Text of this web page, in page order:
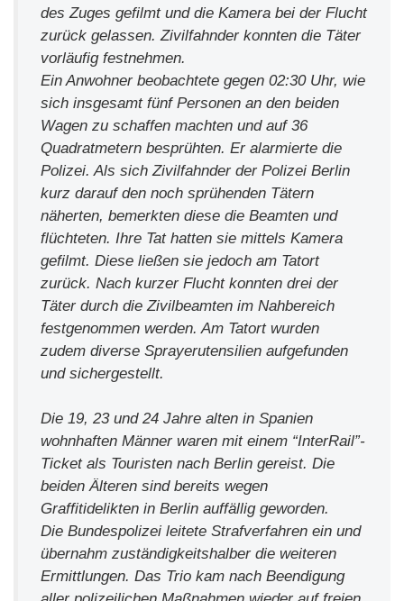
des Zuges gefilmt und die Kamera bei der Flucht
zurück gelassen. Zivilfahnder konnten die Täter
vorläufig festnehmen.
Ein Anwohner beobachtete gegen 02:30 Uhr, wie
sich insgesamt fünf Personen an den beiden
Wagen zu schaffen machten und auf 36
Quadratmetern besprühten. Er alarmierte die
Polizei. Als sich Zivilfahnder der Polizei Berlin
kurz darauf den noch sprühenden Tätern
näherten, bemerkten diese die Beamten und
flüchteten. Ihre Tat hatten sie mittels Kamera
gefilmt. Diese ließen sie jedoch am Tatort
zurück. Nach kurzer Flucht konnten drei der
Täter durch die Zivilbeamten im Nahbereich
festgenommen werden. Am Tatort wurden
zudem diverse Sprayerutensilien aufgefunden
und sichergestellt.
Die 19, 23 und 24 Jahre alten in Spanien
wohnhaften Männer waren mit einem “InterRail”-
Ticket als Touristen nach Berlin gereist. Die
beiden Älteren sind bereits wegen
Graffitidelikten in Berlin auffällig geworden.
Die Bundespolizei leitete Strafverfahren ein und
übernahm zuständigkeitshalber die weiteren
Ermittlungen. Das Trio kam nach Beendigung